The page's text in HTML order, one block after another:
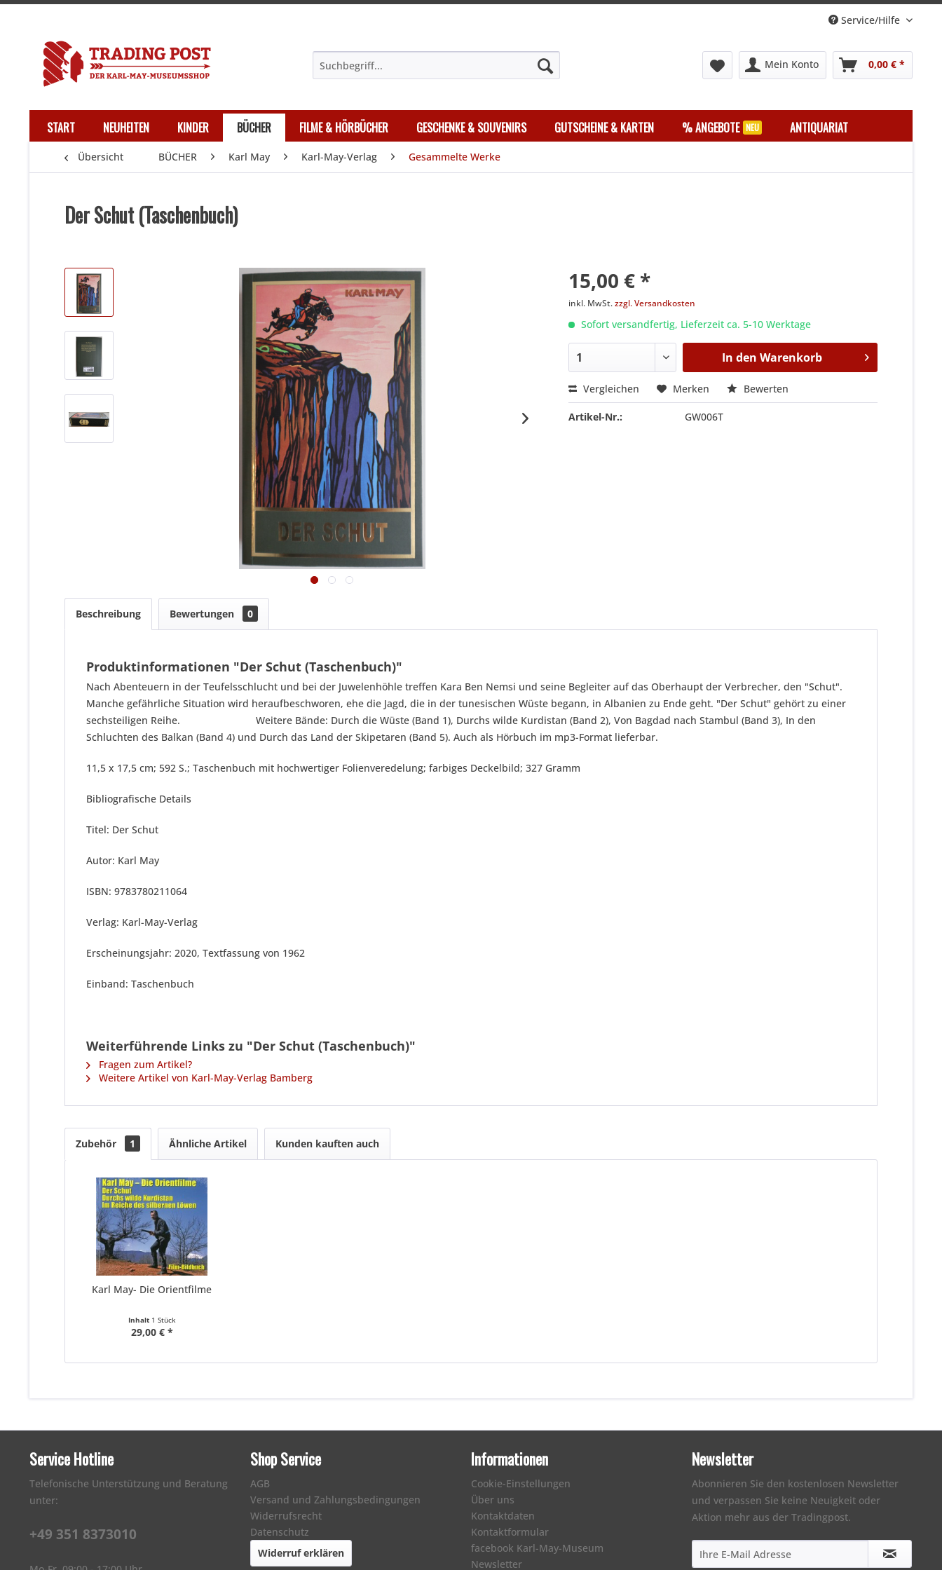
Service/Hilfe
Mein Konto 0,00 € *
START NEUHEITEN KINDER BÜCHER FILME & HÖRBÜCHER GESCHENKE & SOUVENIRS GUTSCHEINE & KARTEN % ANGEBOTE ANTIQUARIAT
Übersicht BÜCHER Karl May Karl-May-Verlag Gesammelte Werke
Der Schut (Taschenbuch)
15,00 € *
inkl. MwSt.zzgl. Versandkosten
Sofort versandfertig, Lieferzeit ca. 5-10 Werktage
In den Warenkorb
Vergleichen Merken Bewerten
Artikel-Nr.: GW006T
Beschreibung Bewertungen 0
Produktinformationen "Der Schut (Taschenbuch)"
Nach Abenteuern in der Teufelsschlucht und bei der Juwelenhöhle treffen Kara Ben Nemsi und seine Begleiter auf das Oberhaupt der Verbrecher, den "Schut".
Manche gefährliche Situation wird heraufbeschworen, ehe die Jagd, die in der tunesischen Wüste begann, in Albanien zu Ende geht. "Der Schut" gehört zu einer
sechsteiligen Reihe. Weitere Bände: Durch die Wüste (Band 1), Durchs wilde Kurdistan (Band 2), Von Bagdad nach Stambul (Band 3), In den
Schluchten des Balkan (Band 4) und Durch das Land der Skipetaren (Band 5). Auch als Hörbuch im mp3-Format lieferbar.
11,5 x 17,5 cm; 592 S.; Taschenbuch mit hochwertiger Folienveredelung; farbiges Deckelbild; 327 Gramm
Bibliografische Details
Titel: Der Schut
Autor: Karl May
ISBN: 9783780211064
Verlag: Karl-May-Verlag
Erscheinungsjahr: 2020, Textfassung von 1962
Einband: Taschenbuch
Weiterführende Links zu "Der Schut (Taschenbuch)"
Fragen zum Artikel?
Weitere Artikel von Karl-May-Verlag Bamberg
Zubehör 1 Ähnliche Artikel Kunden kauften auch
Karl May- Die Orientfilme
Inhalt 1 Stück
29,00 € *
Service Hotline
Telefonische Unterstützung und Beratung
unter:
+49 351 8373010
Shop Service
AGB
Versand und Zahlungsbedingungen
Widerrufsrecht
Datenschutz
Widerruf erklären
Informationen
Cookie-Einstellungen
Über uns
Kontaktdaten
Kontaktformular
facebook Karl-May-Museum
Newsletter
Newsletter
Abonnieren Sie den kostenlosen Newsletter
und verpassen Sie keine Neuigkeit oder
Aktion mehr aus der Tradingpost.